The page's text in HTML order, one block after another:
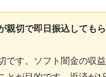
親切で即日振込してもら
です。ソフト闇金の収